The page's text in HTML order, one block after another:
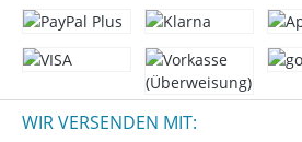
WIR VERSENDEN MIT: